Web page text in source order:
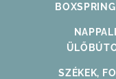
SZÉKEK,